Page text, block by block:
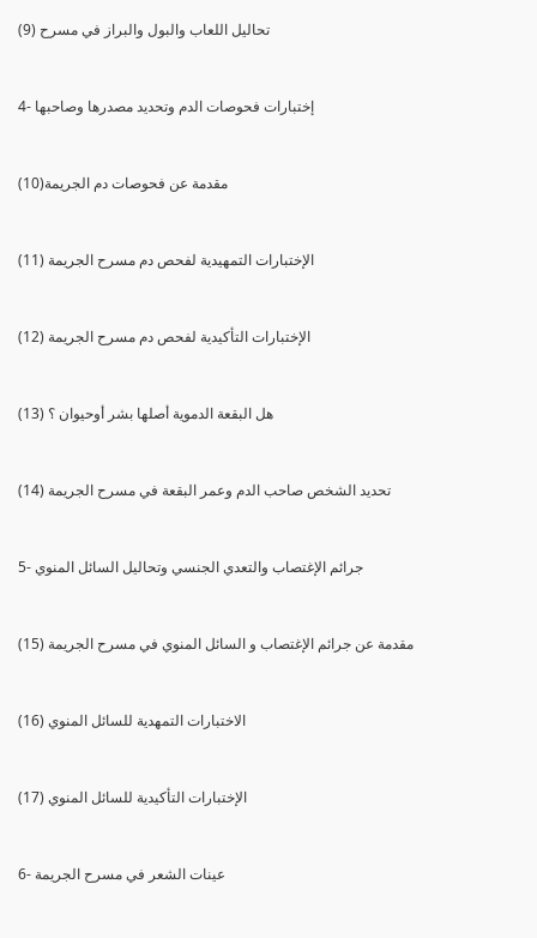
(9) تحاليل اللعاب والبول والبراز في مسرح
4- إختبارات فحوصات الدم وتحديد مصدرها وصاحبها
(10)مقدمة عن فحوصات دم الجريمة
(11) الإختبارات التمهيدية لفحص دم مسرح الجريمة
(12) الإختبارات التأكيدية لفحص دم مسرح الجريمة
(13) هل البقعة الدموية أصلها بشر أوحيوان ؟
(14) تحديد الشخص صاحب الدم وعمر البقعة في مسرح الجريمة
5- جرائم الإغتصاب والتعدي الجنسي وتحاليل السائل المنوي
(15) مقدمة عن جرائم الإغتصاب و السائل المنوي في مسرح الجريمة
(16) الاختبارات التمهدية للسائل المنوي
(17) الإختبارات التأكيدية للسائل المنوي
6- عينات الشعر في مسرح الجريمة